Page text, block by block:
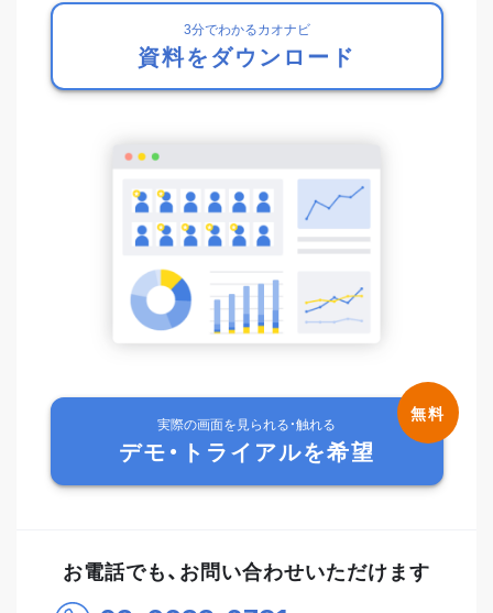
3分でわかるカオナビ
資料をダウンロード
実際の画面を見られる・触れる
デモ・トライアルを希望
お電話でも、お問い合わせいただけます